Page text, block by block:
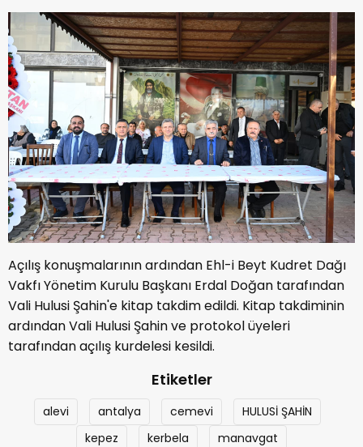
Açılış konuşmalarının ardından Ehl-i Beyt Kudret Dağı
Vakfı Yönetim Kurulu Başkanı Erdal Doğan tarafından
Vali Hulusi Şahin'e kitap takdim edildi. Kitap takdiminin
ardından Vali Hulusi Şahin ve protokol üyeleri
tarafından açılış kurdelesi kesildi.
Etiketler
alevi antalya cemevi
HULUSİ ŞAHİN
kepez
kerbela manavgat